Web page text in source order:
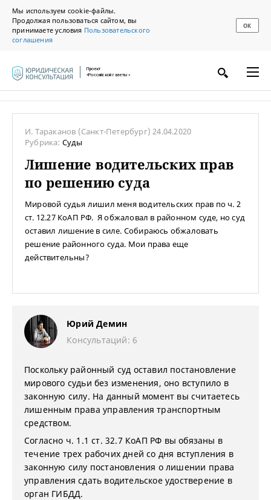
Мы используем cookie-файлы.
Продолжая пользоваться сайтом, вы
принимаете условия Пользовательского
соглашения
ОК
Проект
«Российской газеты»
И. Тараканов (Санкт-Петербург)24.04.2020
Рубрика: Суды
Лишение водительских прав
по решению суда
Мировой судья лишил меня водительских прав по ч. 2
ст. 12.27 КоАП РФ. Я обжаловал в районном суде, но суд
оставил лишение в силе. Собираюсь обжаловать
решение районного суда. Мои права еще
действительны?
Юрий Демин
Консультаций: 6
Поскольку районный суд оставил постановление
мирового судьи без изменения, оно вступило в
законную силу. На данный момент вы считаетесь
лишенным права управления транспортным
средством.
Согласно ч. 1.1 ст. 32.7 КоАП РФ вы обязаны в
течение трех рабочих дней со дня вступления в
законную силу постановления о лишении права
управления сдать водительское удостверение в
орган ГИБДД.